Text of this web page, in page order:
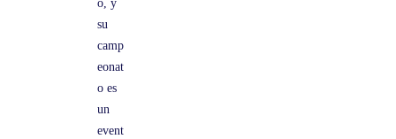
s
d
l
su
camp
eonat
o es
un
event